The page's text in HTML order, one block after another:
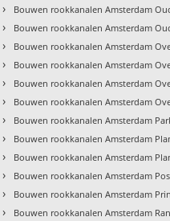
› Bouwen rookkanalen Amsterdam
› Bouwen rookkanalen Amsterdam
› Bouwen rookkanalen Amsterdam
› Bouwen rookkanalen Amsterdam
› Bouwen rookkanalen Amsterdam
› Bouwen rookkanalen Amsterdam
› Bouwen rookkanalen Amsterdam
› Bouwen rookkanalen Amsterdam
› Bouwen rookkanalen Amsterdam
› Bouwen rookkanalen Amsterdam
› Bouwen rookkanalen Amsterdam
› Bouwen rookkanalen Amsterdam